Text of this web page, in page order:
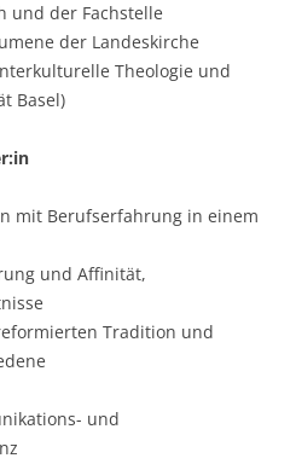
und der Fachstelle
der Landeskirche
Theologie und
Basel)
mit Berufserfahrung in einem
und Affinität,
Tradition und
und